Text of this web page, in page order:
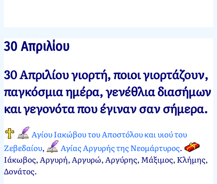
30 Απριλίου
Νεκτάριος
Παπασπύρου
30
Απριλίου,
201210
Μαΐου,
2024
30 Απριλίου γιορτή, ποιοι γιορτάζουν,
παγκόσμια ημέρα, γενέθλια διασήμων
και γεγονότα που έγιναν σαν σήμερα.
Αγίου Ιακώβου του Αποστόλου και υιού του
Ζεβεδαίου, Αγίας Αργυρής της Νεομάρτυρος.
Ιάκωβος, Αργυρή, Αργυρώ, Αργύρης, Μάξιμος, Κλήμης,
Δονάτος.